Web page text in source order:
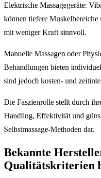
Elektrische Massagegeräte:
können tiefere
mit weniger Kraft sinnvoll.
Manuelle Massagen oder
Behandlungen bieten
sind jedoch kosten- und
Die Faszienrolle stellt durch
Handling, Effektivität und
Selbstmassage-Methoden dar.
Bekannte
Qualitätskriterien